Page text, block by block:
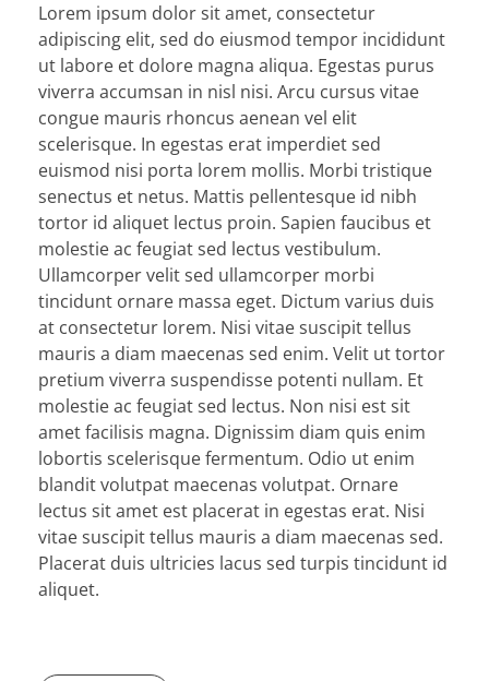
Lorem ipsum dolor sit amet, consectetur
adipiscing elit, sed do eiusmod tempor incididunt
ut labore et dolore magna aliqua. Egestas purus
viverra accumsan in nisl nisi. Arcu cursus vitae
congue mauris rhoncus aenean vel elit
scelerisque. In egestas erat imperdiet sed
euismod nisi porta lorem mollis. Morbi tristique
senectus et netus. Mattis pellentesque id nibh
tortor id aliquet lectus proin. Sapien faucibus et
molestie ac feugiat sed lectus vestibulum.
Ullamcorper velit sed ullamcorper morbi
tincidunt ornare massa eget. Dictum varius duis
at consectetur lorem. Nisi vitae suscipit tellus
mauris a diam maecenas sed enim. Velit ut tortor
pretium viverra suspendisse potenti nullam. Et
molestie ac feugiat sed lectus. Non nisi est sit
amet facilisis magna. Dignissim diam quis enim
lobortis scelerisque fermentum. Odio ut enim
blandit volutpat maecenas volutpat. Ornare
lectus sit amet est placerat in egestas erat. Nisi
vitae suscipit tellus mauris a diam maecenas sed.
Placerat duis ultricies lacus sed turpis tincidunt id
aliquet.